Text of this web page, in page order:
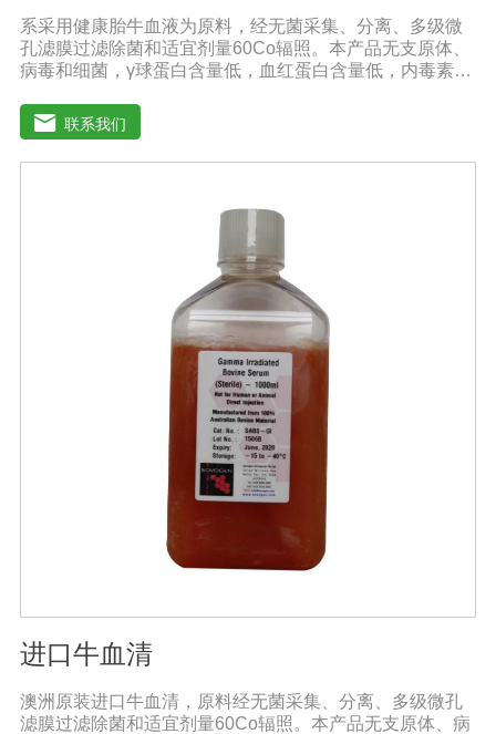
系采用健康胎牛血液为原料，经无菌采集、分离、多级微
孔滤膜过滤除菌和适宜剂量60Co辐照。本产品无支原体、
病毒和细菌，γ球蛋白含量低，血红蛋白含量低，内毒素小
胞及多种细胞株的培养、扩增和保藏、组织器官的分离、
培养及单克隆抗体的制备和疫苗的研制及生产。质量标
准：符合《中华人民共和国药典》2020版、《中华人民共
逐步解冻法（ -20℃→2-8℃→ 室温），可减少沉淀的产生
使血清质量不会受到影响。2、在 0℃ ~ 4℃状态下存放过
久会影响促细胞生长效果。
联系我们
进口牛血清
澳洲原装进口牛血清，原料经无菌采集、分离、多级微孔
滤膜过滤除菌和适宜剂量60Co辐照。本产品无支原体、病